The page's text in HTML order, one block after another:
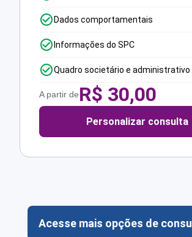
Dados comportamentais
Informações do SPC
Quadro societário e administrativo
A partir deR$ 30,00
Personalizar consulta
Acesse mais opções de